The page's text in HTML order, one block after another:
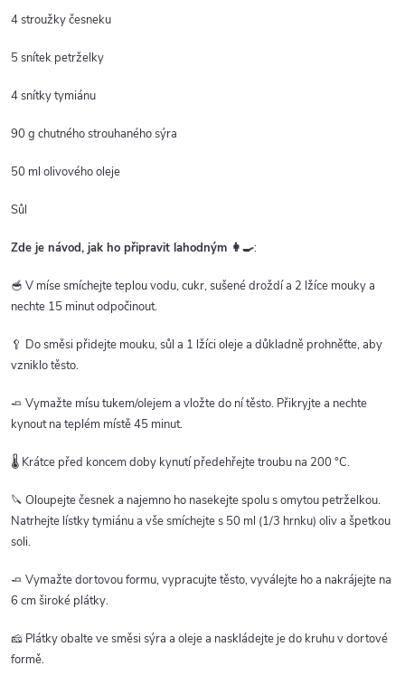
4 stroužky česneku
5 snítek petrželky
4 snítky tymiánu
90 g chutného strouhaného sýra
50 ml olivového oleje
Sůl
Zde je návod, jak ho připravit lahodným 👩‍🍳:
🥣 V míse smíchejte teplou vodu, cukr, sušené droždí a 2 lžíce mouky a
nechte 15 minut odpočinout.
🥄 Do směsi přidejte mouku, sůl a 1 lžíci oleje a důkladně prohněťte, aby
vzniklo těsto.
🧈 Vymažte mísu tukem/olejem a vložte do ní těsto. Přikryjte a nechte
kynout na teplém místě 45 minut.
🌡️ Krátce před koncem doby kynutí předehřejte troubu na 200 °C.
🔪 Oloupejte česnek a najemno ho nasekejte spolu s omytou petrželkou.
Natrhejte lístky tymiánu a vše smíchejte s 50 ml (1/3 hrnku) oliv a špetkou
soli.
🧈 Vymažte dortovou formu, vypracujte těsto, vyválejte ho a nakrájejte na
6 cm široké plátky.
🧀 Plátky obalte ve směsi sýra a oleje a naskládejte je do kruhu v dortové
formě.